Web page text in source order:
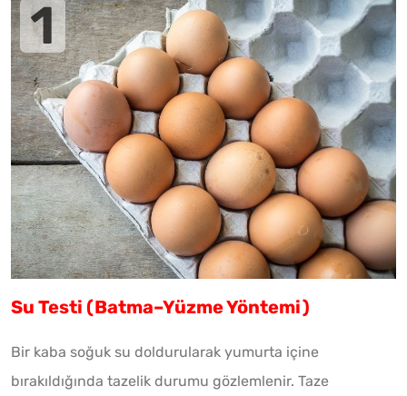
Su Testi (Batma–Yüzme Yöntemi)
Bir kaba soğuk su doldurularak yumurta içine
bırakıldığında tazelik durumu gözlemlenir. Taze